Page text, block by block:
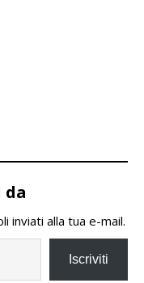
da
inviati alla tua e-mail.
Iscriviti